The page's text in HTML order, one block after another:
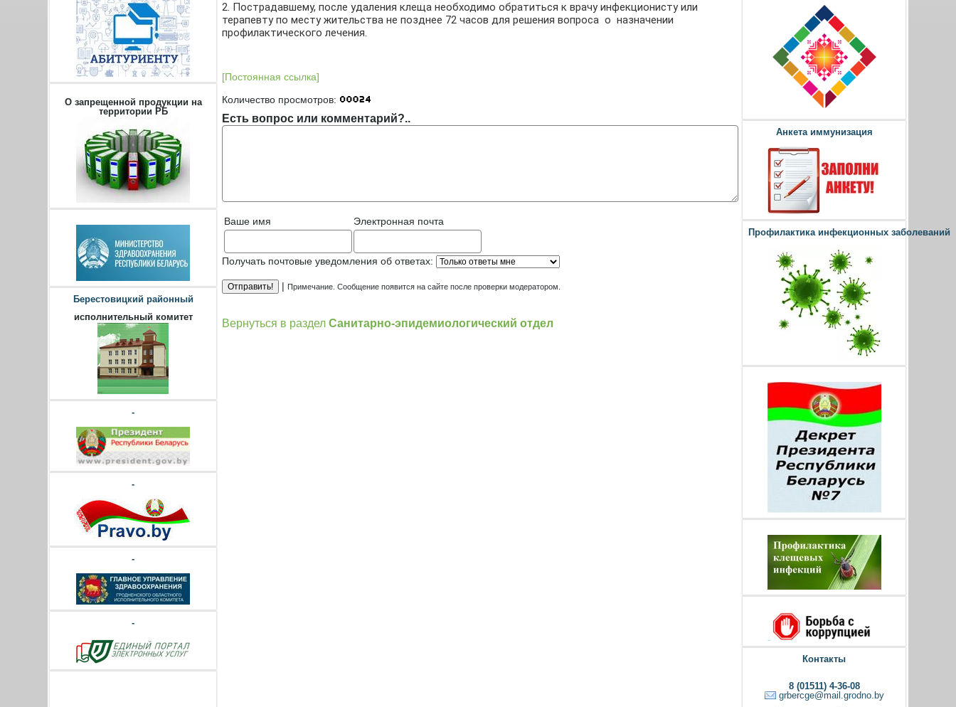
О запрещенной продукции на
территории РБ
Берестовицкий районный
исполнительный комитет
-
-
-
-
2. Пострадавшему, после удаления клеща необходимо обратиться к врачу инфекционисту или
терапевту по месту жительства не позднее 72 часов для решения вопроса о назначении
профилактического лечения.
[Постоянная ссылка]
Количество просмотров:
Есть вопрос или комментарий?..
Ваше имя Электронная почта
Получать почтовые уведомления об ответах:
|Примечание. Сообщение появится на сайте после проверки модератором.
Вернуться в разделСанитарно-эпидемиологический отдел
Анкета иммунизация
Профилактика инфекционных заболеваний
Контакты
8 (01511) 4-36-08
grbercge@mail.grodno.by